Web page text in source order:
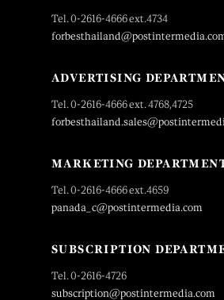
Tel. 0-2616-4666 ext.4734
ADVERTISING
Tel. 0-2616-4666 ext. 4768,4725
MARKETING
Tel. 0-2616-4666 ext.4659
panada_c@postintermedia.com
SUBSCRIPTION
Tel. 0-2616-4726
subscription@postintermedia.com